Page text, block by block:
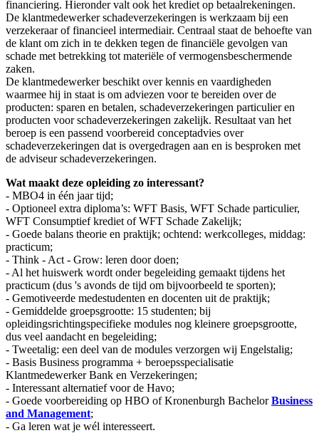
financiering. Hieronder valt ook het krediet op betaalrekeningen.
De klantmedewerker schadeverzekeringen is werkzaam bij een
verzekeraar of financieel intermediair. Centraal staat de behoefte van
de klant om zich in te dekken tegen de financiële gevolgen van
schade met betrekking tot materiële of vermogensbeschermende
zaken.
De klantmedewerker beschikt over kennis en vaardigheden
waarmee hij in staat is om adviezen voor te bereiden over de
producten: sparen en betalen, schadeverzekeringen particulier en
producten voor schadeverzekeringen zakelijk. Resultaat van het
beroep is een passend voorbereid conceptadvies over
schadeverzekeringen dat is overgedragen aan en is besproken met
de adviseur schadeverzekeringen.
Wat maakt deze opleiding zo interessant?
- MBO4 in één jaar tijd;
- Optioneel extra diploma’s: WFT Basis, WFT Schade particulier,
WFT Consumptief krediet of WFT Schade Zakelijk;
- Goede balans theorie en praktijk; ochtend: werkcolleges, middag:
practicum;
- Think - Act - Grow: leren door doen;
- Al het huiswerk wordt onder begeleiding gemaakt tijdens het
practicum (dus 's avonds de tijd om bijvoorbeeld te sporten);
- Gemotiveerde medestudenten en docenten uit de praktijk;
- Gemiddelde groepsgrootte: 15 studenten; bij
opleidingsrichtingspecifieke modules nog kleinere groepsgrootte,
dus veel aandacht en begeleiding;
- Tweetalig: een deel van de modules verzorgen wij Engelstalig;
- Basis Business programma + beroepsspecialisatie
Klantmedewerker Bank en Verzekeringen;
- Interessant alternatief voor de Havo;
- Goede voorbereiding op HBO of Kronenburgh BachelorBusiness
and Management;
- Ga leren wat je wél interesseert.